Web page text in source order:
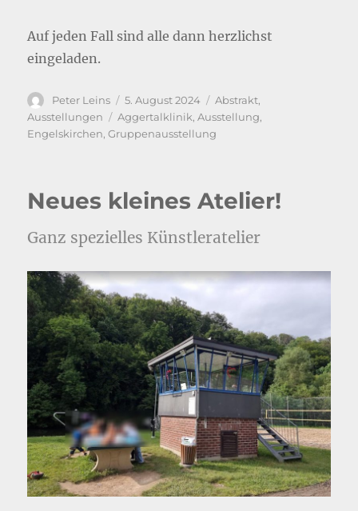
Auf jeden Fall sind alle dann herzlichst
eingeladen.
Autor
Peter Leins
Veröffentlicht
am
5. August 2024 Kategorien
Abstrakt,
Ausstellungen
Schlagwörter
Aggertalklinik,Ausstellung,
Engelskirchen,Gruppenausstellung
Neues kleines Atelier!
Ganz spezielles Künstleratelier